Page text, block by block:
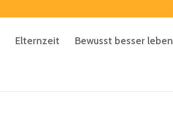
Elternzeit Bewusst besser leben